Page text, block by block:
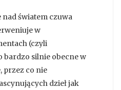
światem czuwa
w
(czyli
bardzo silnie obecne w
przez co nie
dzieł jak